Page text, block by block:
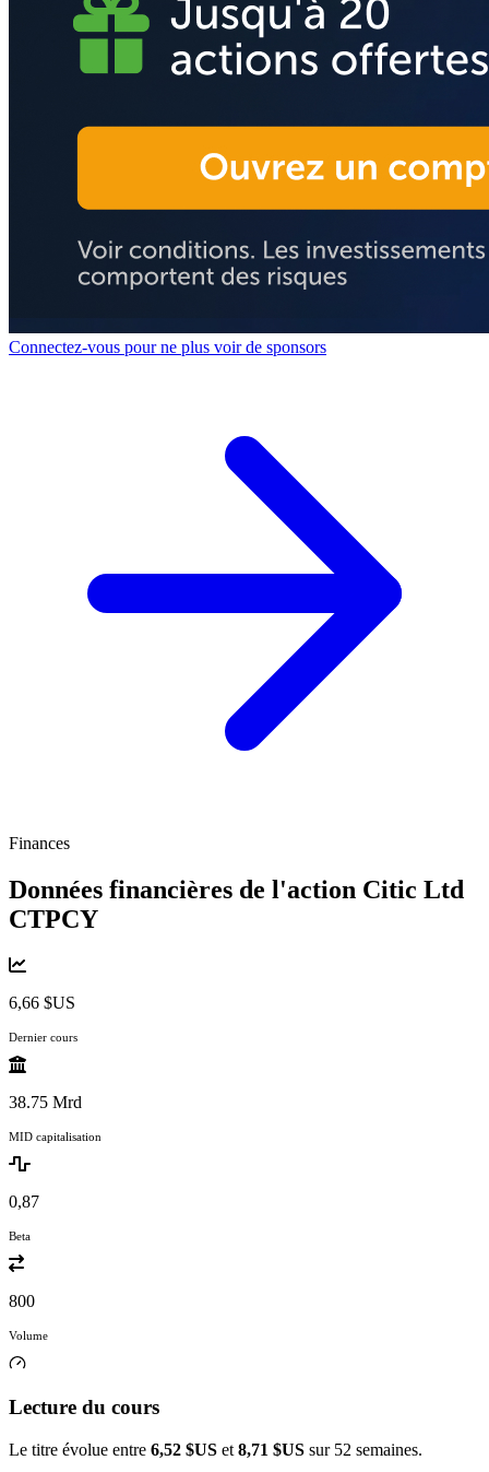
Connectez-vous pour ne plus voir de sponsors
Finances
Données financières de l'action Citic Ltd
CTPCY
6,66 $US
Dernier cours
38.75 Mrd
MID capitalisation
0,87
Beta
800
Volume
Lecture du cours
Le titre évolue entre 6,52 $US et 8,71 $US sur 52 semaines.